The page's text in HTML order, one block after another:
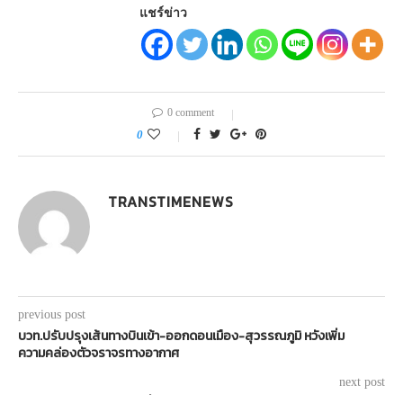
แชร์ข่าว
0 comment
0
TRANSTIMENEWS
previous post
บวท.ปรับปรุงเส้นทางบินเข้า-ออกดอนเมือง-สุวรรณภูมิ หวังเพิ่ม
ความคล่องตัวจราจรทางอากาศ
next post